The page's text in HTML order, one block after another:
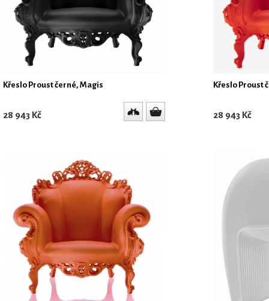
Křeslo Proust černé, Magis
28 943 Kč
Křeslo Proust
28 943 Kč